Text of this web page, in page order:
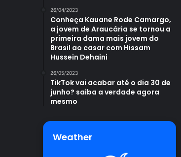
26/04/2023
Conheça Kauane Rode Camargo,
a jovem de Araucária se tornou a
primeira dama mais jovem do
Brasil ao casar com Hissam
Hussein Dehaini
26/05/2023
TikTok vai acabar até o dia 30 de
junho? saiba a verdade agora
mesmo
Weather